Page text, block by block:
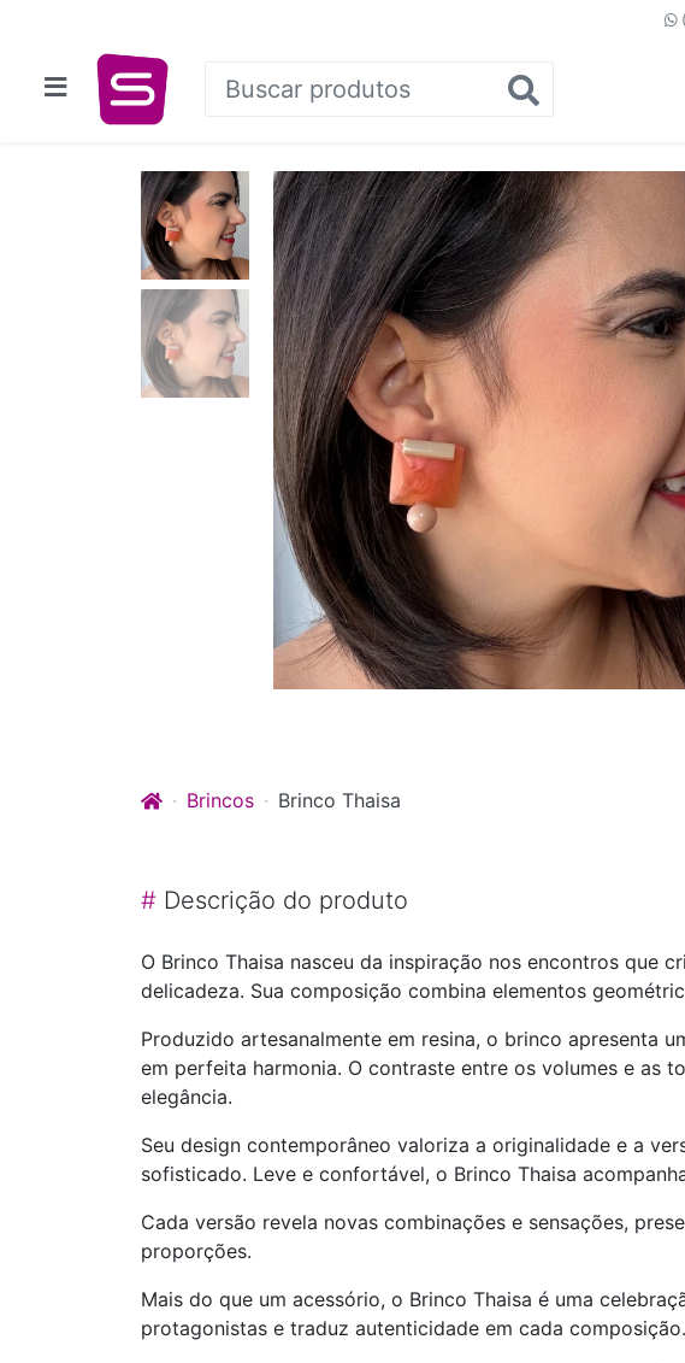
Brincos Brinco Thaisa
# Descrição do produto
O Brinco Thaisa nasceu da inspiração nos encontros que
delicadeza. Sua composição combina elementos
Produzido artesanalmente em resina, o brinco apresenta
em perfeita harmonia. O contraste entre os volumes e as
elegância.
Seu design contemporâneo valoriza a originalidade e a
sofisticado. Leve e confortável, o Brinco Thaisa
Cada versão revela novas combinações e sensações,
proporções.
Mais do que um acessório, o Brinco Thaisa é uma
protagonistas e traduz autenticidade em cada composição.